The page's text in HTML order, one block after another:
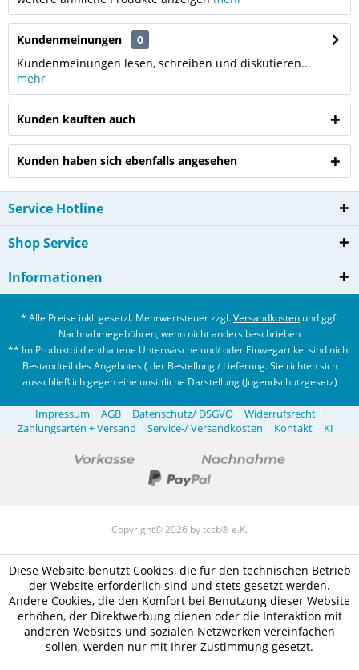
Kundenmeinungen
0
Kundenmeinungen lesen, schreiben und diskutieren...
mehr
Kunden kauften auch
Kunden haben sich ebenfalls angesehen
Service Hotline
Shop Service
Informationen
* Alle Preise inkl. gesetzl. Mehrwertsteuer zzgl.Versandkosten und ggf.
Nachnahmegebühren, wenn nicht anders beschrieben
** Im Produktbild enthaltene Unterwäsche und/ oder Einwegartikel sind nicht
Bestandteil des Angebotes ( der Bestellung / Lieferung. Sie richten sich
ausschließlich gegen eine unsittliche Darstellung (Jugendschutzgesetz)
Impressum AGB Datenschutz/ DSGVO
Widerrufsrecht
Zahlungsarten + Versand
Service-/ Versandkosten Kontakt KI
Copyright© 2026 by tcsb® e.K.
Diese Website benutzt Cookies, die für den technischen Betrieb
der Website erforderlich sind und stets gesetzt werden.
Andere Cookies, die den Komfort bei Benutzung dieser Website
erhöhen, der Direktwerbung dienen oder die Interaktion mit
anderen Websites und sozialen Netzwerken vereinfachen
sollen, werden nur mit Ihrer Zustimmung gesetzt.